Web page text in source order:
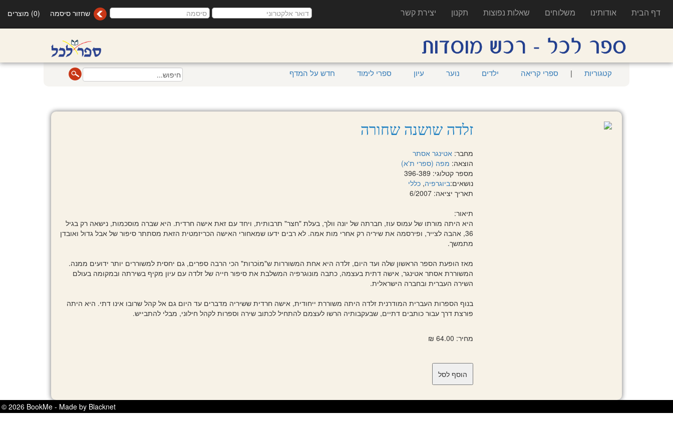
דף הבית אודותינו משלוחים שאלות נפוצות תקנון יצירת קשר שחזור סיסמה (0) מוצרים
קטגוריות | ספרי קריאה ילדים נוער עיון ספרי לימוד חדש על המדף
זלדה שושנה שחורה
מחבר:אטינגר אסתר
הוצאה: מפה (ספרי ת'א)
מספר קטלוגי: 396-389
נושאים:ביוגרפיה,כללי
תאריך יציאה: 6/2007
תיאור:
היא היתה מורתו של עמוס עוז, חברתה של יונה וולך, בעלת "חצר" תרבותית, ויחד עם זאת אישה חרדית. היא שברה מוסכמות, נישאה רק בגיל
36, אהבה לצייר, ופירסמה את שיריה רק אחרי מות אמה. לא רבים ידעו שמאחורי האישה הכריזמטית הזאת מסתתר סיפור של אבל גדול ואובדן
מתמשך.
מאז הופעת הספר הראשון שלה ועד היום, זלדה היא אחת המשוררות ש"מוֹכרות" הכי הרבה ספרים, גם יחסית למשוררים יותר ידועים ממנה.
המשוררת אסתר אטינגר, אישה דתית בעצמה, כתבה מונוגרפיה המשלבת את סיפור חייה של זלדה עם עיון מקיף בשירתה ובמקומה בעולם
השירה העברית ובחברה הישראלית.
בנוף הספרות העברית המודרנית זלדה היתה משוררת ייחודית, אישה חרדית ששיריה מדברים עד היום גם אל קהל שרובו אינו דתי. היא היתה
פורצת דרך עבור כותבים דתיים, שבעקבותיה הרשו לעצמם להתחיל לכתוב שירה וספרות לקהל חילוני, מבלי להתבייש.
מחיר: 64.00 ₪
© 2026 BookMe - Made by Blacknet